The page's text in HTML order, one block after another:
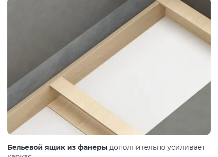
Бельевой ящик из фанеры дополнительно усиливает